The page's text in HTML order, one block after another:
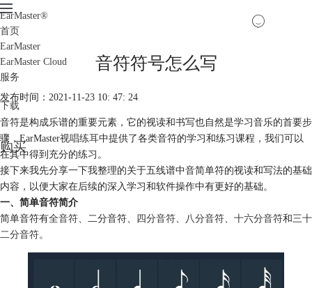
EarMaster®
首页
EarMaster
EarMaster Cloud
服务
下载
购买
音符符号怎么写
发布时间：2021-11-23 10: 47: 24
音符是构成乐谱的重要元素，它的视读和书写也自然是学习音乐的首要步
骤，EarMaster视唱练耳中提供了各类音符的学习和练习课程，我们可以
在其中得到充分的练习。
接下来我先分享一下我整理的关于五线谱中音简单符的视读和写法的基础
内容，以便大家在后续的深入学习和软件操作中有更好的基础。
一、简单音符简介
简单音符有全音符 、二分音符、 四分音符 八分音符 十六分音符和三十
二分音符。